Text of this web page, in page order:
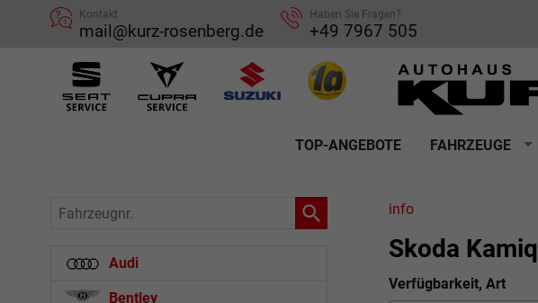
Kontakt
mail@kurz-rosenberg.de
Haben Sie Fragen?
+49 7967 505
TOP-ANGEBOTE FAHRZEUGE
info
Skoda Kamiq
Verfügbarkeit, Art
Fahrzeugnr.
Audi
Bentley